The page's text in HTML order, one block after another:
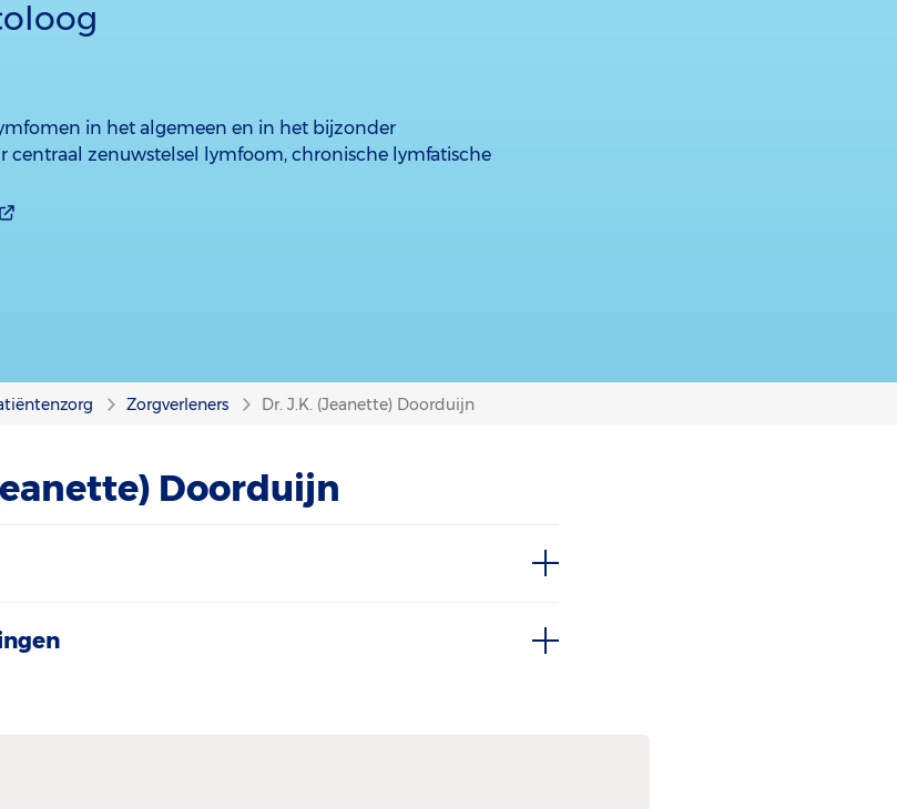
in het algemeen en in het bijzonder
zenuwstelsel lymfoom, chronische lymfatische
Zorgverleners Dr. J.K. (Jeanette) Doorduijn
Doorduijn